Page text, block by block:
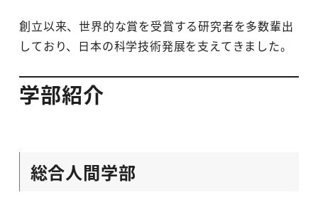
創立以来、世界的な賞を受賞する研究者を多数輩出
しており、日本の科学技術発展を支えてきました。
学部紹介
総合人間学部